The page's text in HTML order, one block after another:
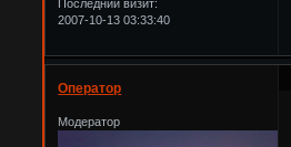
Последний визит:
2007-10-13 03:33:40
Оператор
Модератор